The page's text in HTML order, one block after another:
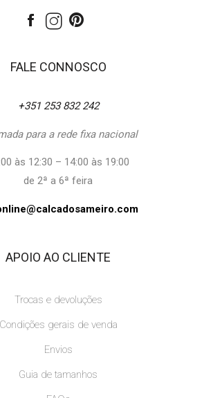
FALE CONNOSCO
+351 253 832 242
para a rede fixa nacional
às 12:30 – 14:00 às 19:00
de 2ª a 6ª feira
APOIO AO CLIENTE
Trocas e devoluções
Condições gerais de venda
Envios
Guia de tamanhos